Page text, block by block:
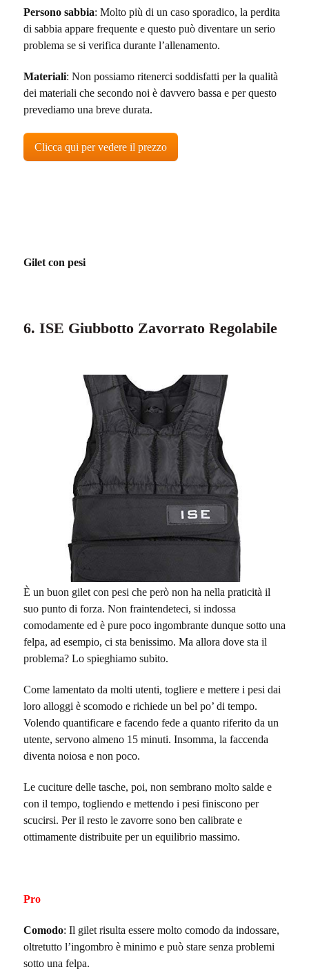
Persono sabbia: Molto più di un caso sporadico, la perdita
di sabbia appare frequente e questo può diventare un serio
problema se si verifica durante l’allenamento.
Materiali: Non possiamo ritenerci soddisfatti per la qualità
dei materiali che secondo noi è davvero bassa e per questo
prevediamo una breve durata.
Clicca qui per vedere il prezzo
Gilet con pesi
6. ISE Giubbotto Zavorrato Regolabile
È un buon gilet con pesi che però non ha nella praticità il
suo punto di forza. Non fraintendeteci, si indossa
comodamente ed è pure poco ingombrante dunque sotto una
felpa, ad esempio, ci sta benissimo. Ma allora dove sta il
problema? Lo spieghiamo subito.
Come lamentato da molti utenti, togliere e mettere i pesi dai
loro alloggi è scomodo e richiede un bel po’ di tempo.
Volendo quantificare e facendo fede a quanto riferito da un
utente, servono almeno 15 minuti. Insomma, la faccenda
diventa noiosa e non poco.
Le cuciture delle tasche, poi, non sembrano molto salde e
con il tempo, togliendo e mettendo i pesi finiscono per
scucirsi. Per il resto le zavorre sono ben calibrate e
ottimamente distribuite per un equilibrio massimo.
Pro
Comodo: Il gilet risulta essere molto comodo da indossare,
oltretutto l’ingombro è minimo e può stare senza problemi
sotto una felpa.